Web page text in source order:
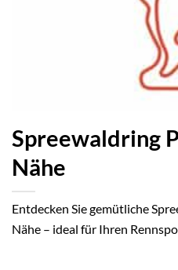
Spreewaldring
Nähe
Entdecken Sie gemütliche
Nähe – ideal für Ihren